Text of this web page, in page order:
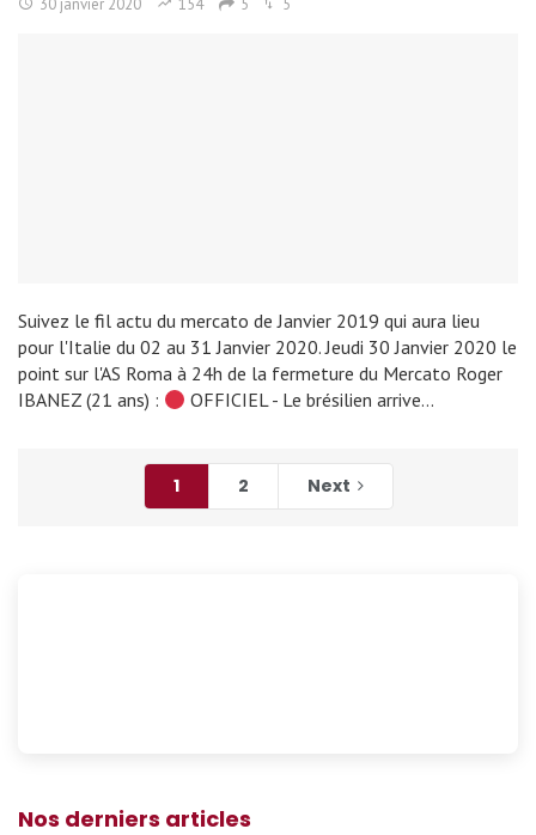
30 janvier 2020 154 5 5
Suivez le fil actu du mercato de Janvier 2019 qui aura lieu
pour l'Italie du 02 au 31 Janvier 2020. Jeudi 30 Janvier 2020 le
point sur l'AS Roma à 24h de la fermeture du Mercato Roger
IBANEZ (21 ans) :
OFFICIEL - Le brésilien arrive…
1 2 Next
Nos derniers articles